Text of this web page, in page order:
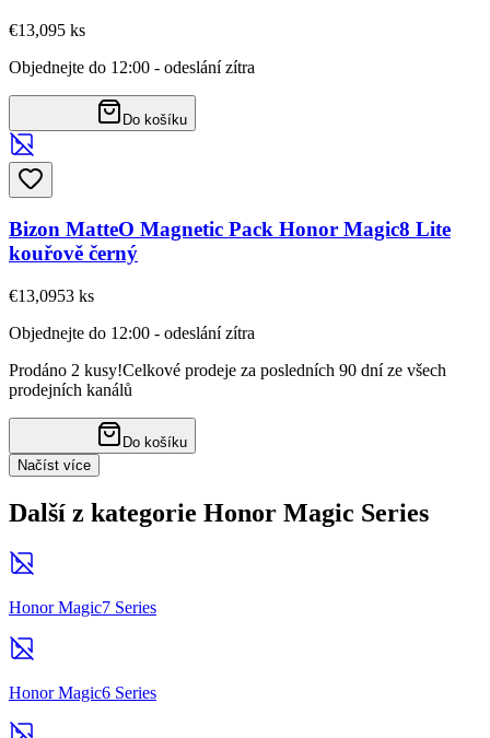
€13,095 ks
Objednejte do 12:00 - odeslání zítra
Do košíku
Bizon MatteO Magnetic Pack Honor Magic8 Lite
kouřově černý
€13,0953 ks
Objednejte do 12:00 - odeslání zítra
Prodáno 2 kusy!Celkové prodeje za posledních 90 dní ze všech
prodejních kanálů
Do košíku
Načíst více
Další z kategorie Honor Magic Series
Honor Magic7 Series
Honor Magic6 Series